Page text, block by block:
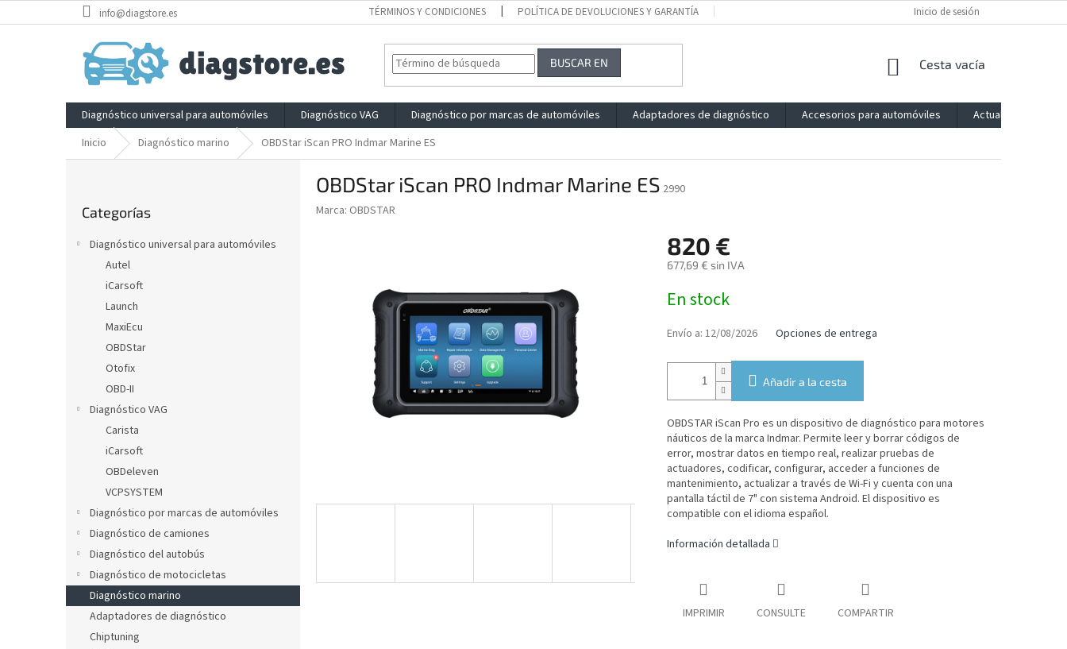
al
info@diagstore.es TÉRMINOS Y CONDICIONES POLÍTICA DE DEVOLUCIONES Y GARANTÍA IMPRESSUM BLOG
Inicio de sesión
BUSCAR EN
CESTA
LA
COMPRA
Cesta vacía
Diagnóstico universal para automóviles Diagnóstico VAG Diagnóstico por marcas de automóviles Adaptadores de diagnóstico Accesorios para automóviles
Actualización
Inicio
Diagnóstico marino OBDStar iScan PRO Indmar Marine ES
categorías
Categorías
Diagnóstico universal para automóviles
Autel
iCarsoft
Launch
MaxiEcu
OBDStar
Otofix
OBD-II
Diagnóstico VAG
Carista
iCarsoft
OBDeleven
VCPSYSTEM
Diagnóstico por marcas de automóviles
Diagnóstico de camiones
Diagnóstico del autobús
Diagnóstico de motocicletas
Diagnóstico marino
Adaptadores de diagnóstico
Chiptuning
OBDStar iScan PRO Indmar Marine ES 2990
Marca: OBDSTAR
820 €
677,69 € sin IVA
de
medida:
En stock
Envío a: 12/08/2026 Opciones de entrega
Añadir a la cesta
OBDSTAR iScan Pro es un dispositivo de diagnóstico para motores
náuticos de la marca Indmar. Permite leer y borrar códigos de
error, mostrar datos en tiempo real, realizar pruebas de
actuadores, codificar, configurar, acceder a funciones de
mantenimiento, actualizar a través de Wi-Fi y cuenta con una
pantalla táctil de 7" con sistema Android. El dispositivo es
compatible con el idioma español.
Información detallada
IMPRIMIR CONSULTE COMPARTIR